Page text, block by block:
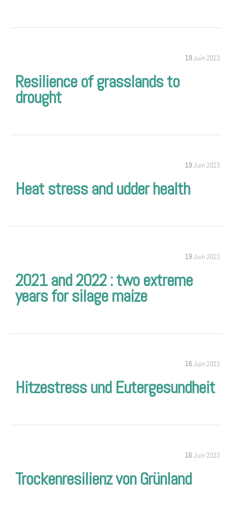
19Juin 2023
Resilience of grasslands to
drought
19Juin 2023
Heat stress and udder health
19Juin 2023
2021 and 2022 : two extreme
years for silage maize
16Juin 2023
Hitzestress und Eutergesundheit
16Juin 2023
Trockenresilienz von Grünland